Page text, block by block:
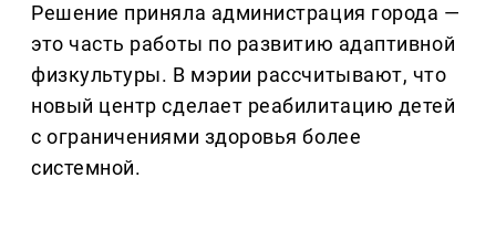
Решение приняла администрация города —
это часть работы по развитию адаптивной
физкультуры. В мэрии рассчитывают, что
новый центр сделает реабилитацию детей
с ограничениями здоровья более
системной.